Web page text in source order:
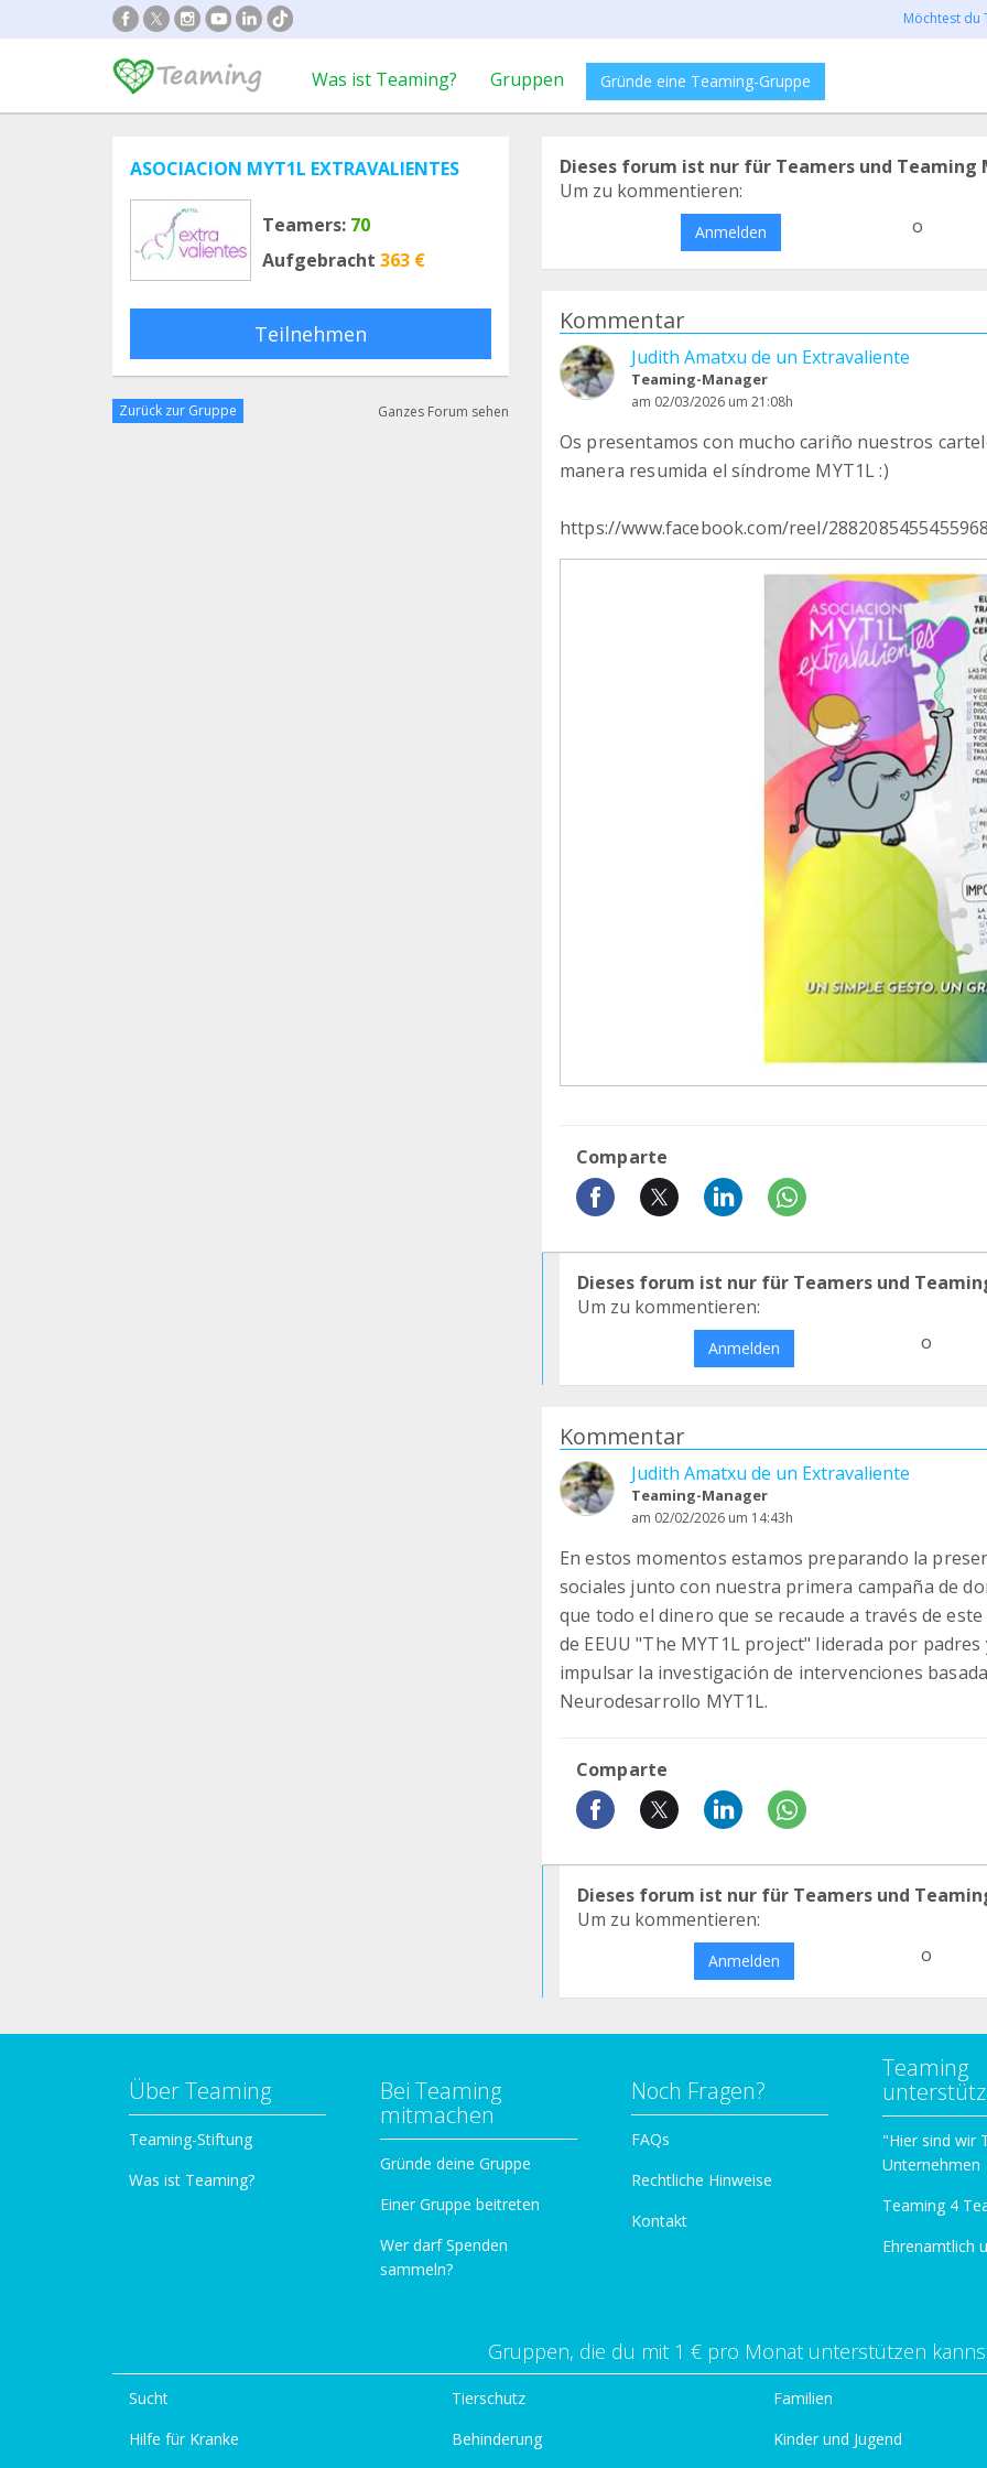
Möchtest du
Was ist Teaming? Gruppen Gründe eine Teaming-Gruppe
ASOCIACION MYT1L EXTRAVALIENTES
Teamers: 70
Aufgebracht 363 €
Teilnehmen
Zurück zur Gruppe Ganzes Forum sehen
Dieses forum ist nur für Teamers und Teaming
Um zu kommentieren:
Anmelden o
Kommentar
Judith Amatxu de un Extravaliente
Teaming-Manager
am 02/03/2026 um 21:08h
Os presentamos con mucho cariño nuestros
manera resumida el síndrome MYT1L :)
https://www.facebook.com/reel/
Comparte
Dieses forum ist nur für Teamers und
Um zu kommentieren:
Anmelden o
Kommentar
Judith Amatxu de un Extravaliente
Teaming-Manager
am 02/02/2026 um 14:43h
En estos momentos estamos preparando la
sociales junto con nuestra primera campaña de
que todo el dinero que se recaude a través de
de EEUU "The MYT1L project" liderada por
impulsar la investigación de intervenciones
Neurodesarrollo MYT1L.
Comparte
Dieses forum ist nur für Teamers und
Um zu kommentieren:
Anmelden o
Über Teaming
Teaming-Stiftung
Was ist Teaming?
Bei Teaming
mitmachen
Gründe deine Gruppe
Einer Gruppe beitreten
Wer darf Spenden
sammeln?
Noch Fragen?
FAQs
Rechtliche Hinweise
Kontakt
Teaming
"Hier sind wir
Unternehmen
Teaming 4
Ehrenamtlich
Gruppen, die du mit 1 € pro Monat unterstützen
Sucht
Hilfe für Kranke
Tierschutz
Behinderung
Familien
Kinder und Jugend